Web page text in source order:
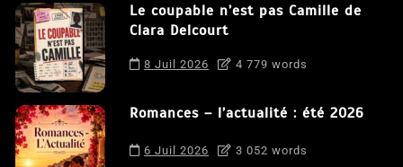
Le coupable n’est pas Camille de
Clara Delcourt
8 Juil 2026 4 779 words
Romances – l’actualité : été 2026
6 Juil 2026 3 052 words